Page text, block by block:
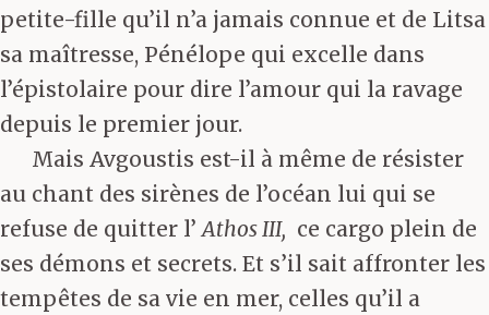
petite-fille qu’il n’a jamais connue et de Litsa
sa maîtresse, Pénélope qui excelle dans
l’épistolaire pour dire l’amour qui la ravage
depuis le premier jour.
Mais Avgoustis est-il à même de résister
au chant des sirènes de l’océan lui qui se
refuse de quitter l’Athos III, ce cargo plein de
ses démons et secrets. Et s’il sait affronter les
tempêtes de sa vie en mer, celles qu’il a